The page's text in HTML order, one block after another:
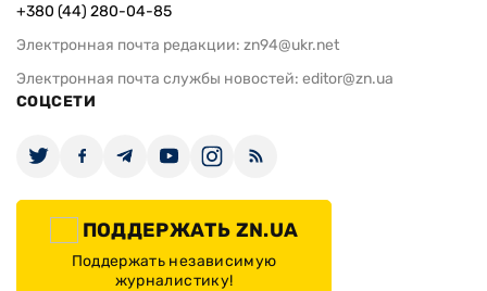
+380 (44) 280-04-85
Электронная почта редакции: zn94@ukr.net
Электронная почта службы новостей: editor@zn.ua
СОЦСЕТИ
ПОДДЕРЖАТЬ ZN.UA
Поддержать независимую
журналистику!